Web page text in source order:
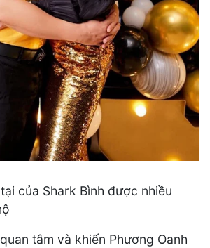
của Shark Bình được nhiều
tâm và khiến Phương Oanh